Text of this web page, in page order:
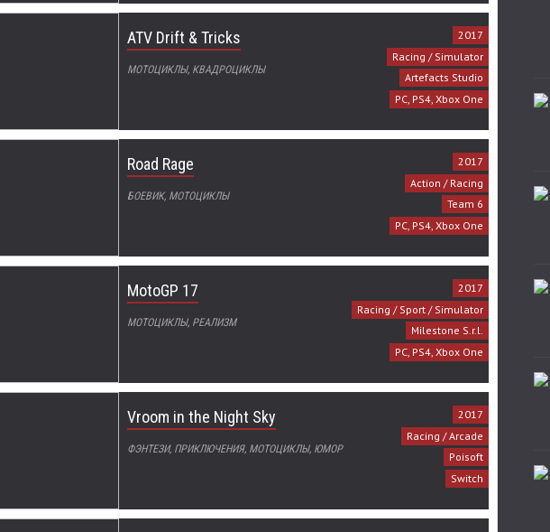
ATV Drift & Tricks
МОТОЦИКЛЫ, КВАДРОЦИКЛЫ
2017
Racing / Simulator
Artefacts Studio
PC, PS4, Xbox One
Road Rage
БОЕВИК, МОТОЦИКЛЫ
2017
Action / Racing
Team 6
PC, PS4, Xbox One
MotoGP 17
МОТОЦИКЛЫ, РЕАЛИЗМ
2017
Racing / Sport / Simulator
Milestone S.r.l.
PC, PS4, Xbox One
Vroom in the Night Sky
ФЭНТЕЗИ, ПРИКЛЮЧЕНИЯ, МОТОЦИКЛЫ, ЮМОР
2017
Racing / Arcade
Poisoft
Switch